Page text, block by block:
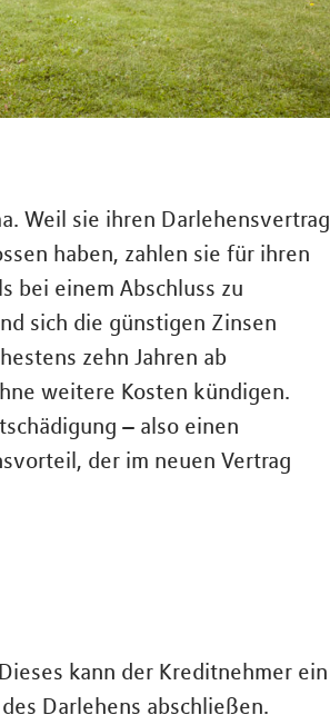
Weil sie ihren Darlehensvertrag
haben, zahlen sie für ihren
bei einem Abschluss zu
sich die günstigen Zinsen
zehn Jahren ab
weitere Kosten kündigen.
– also einen
der im neuen Vertrag
kann der Kreditnehmer ein
Darlehens abschließen.